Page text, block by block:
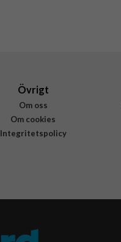
Övrigt
Om oss
Om cookies
Integritetspolicy